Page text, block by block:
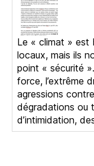
Le « climat » est
locaux, mais ils
point « sécurité
force, l’extrême
agressions
dégradations ou
d’intimidation,